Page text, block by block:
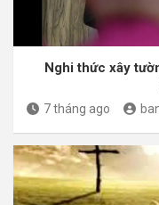
Nghi thức xây
7 tháng ago